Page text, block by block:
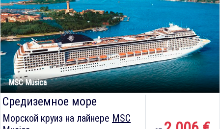
MSC Musica
Средиземное море
Морской круиз на лайнере MSC